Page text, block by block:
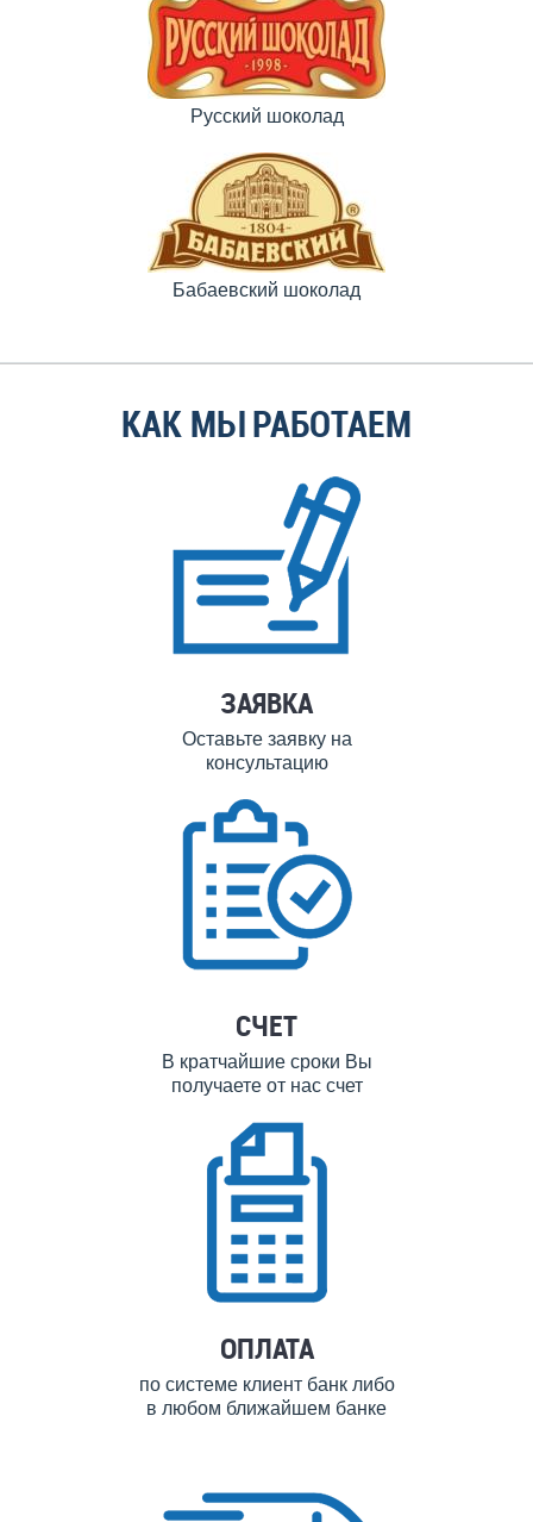
Русский шоколад
Бабаевский шоколад
КАК МЫ РАБОТАЕМ
ЗАЯВКА
Оставьте заявку на
консультацию
СЧЕТ
В кратчайшие сроки Вы
получаете от нас счет
ОПЛАТА
по системе клиент банк либо
в любом ближайшем банке